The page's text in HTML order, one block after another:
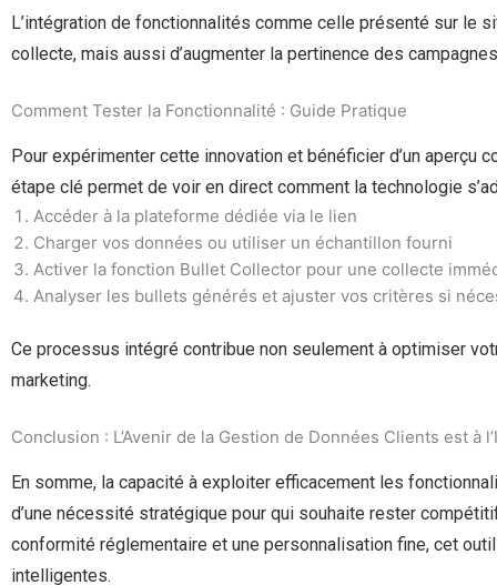
L’intégration de fonctionnalités comme celle présenté sur le
collecte, mais aussi d’augmenter la pertinence des
Comment Tester la Fonctionnalité : Guide Pratique
Pour expérimenter cette innovation et bénéficier d’un
étape clé permet de voir en direct comment la technologie
Accéder à la plateforme dédiée via le lien
Charger vos données ou utiliser un échantillon fourni
Activer la fonction Bullet Collector pour une collecte
Analyser les bullets générés et ajuster vos critères si
Ce processus intégré contribue non seulement à optimiser
marketing.
Conclusion : L’Avenir de la Gestion de Données Clients est à
En somme, la capacité à exploiter efficacement les
d’une nécessité stratégique pour qui souhaite rester
conformité réglementaire et une personnalisation fine, cet
intelligentes.